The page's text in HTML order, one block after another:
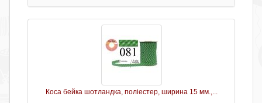
Коса бейка шотландка, поліестер, ширина 15 мм.,...